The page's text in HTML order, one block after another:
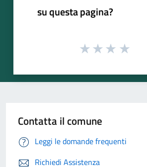
su questa pagina?
Contatta il comune
Leggi le domande frequenti
Richiedi Assistenza